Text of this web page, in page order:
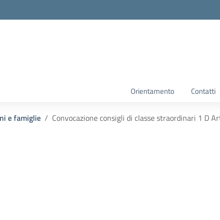
Orientamento Contatti
e famiglie Convocazione consigli di classe straordinari 1 D